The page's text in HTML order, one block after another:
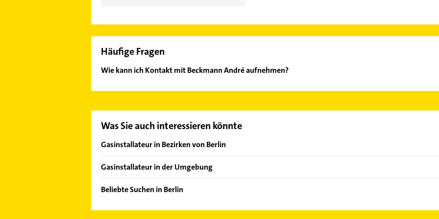
Häufige Fragen
Wie kann ich Kontakt mit Beckmann André aufnehmen?
Was Sie auch interessieren könnte
Gasinstallateur in Bezirken von Berlin
Bezirk Charlottenburg-Wilmersdorf
Bezirk Lichtenberg
Gasinstallateur in der Umgebung
Blankenfelde-Mahlow
Beliebte Suchen in Berlin